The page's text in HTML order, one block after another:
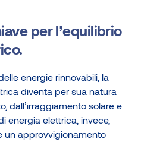
per l’equilibrio
energie rinnovabili, la
diventa per sua natura
dall’irraggiamento solare e
energia elettrica, invece,
un approvvigionamento